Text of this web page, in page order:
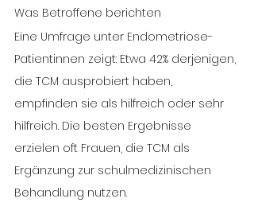
Was Betroffene berichten
Eine Umfrage unter Endometriose-
Patientinnen zeigt: Etwa 42% derjenigen,
die TCM ausprobiert haben,
empfinden sie als hilfreich oder sehr
hilfreich. Die besten Ergebnisse
erzielen oft Frauen, die TCM als
Ergänzung zur schulmedizinischen
Behandlung nutzen.